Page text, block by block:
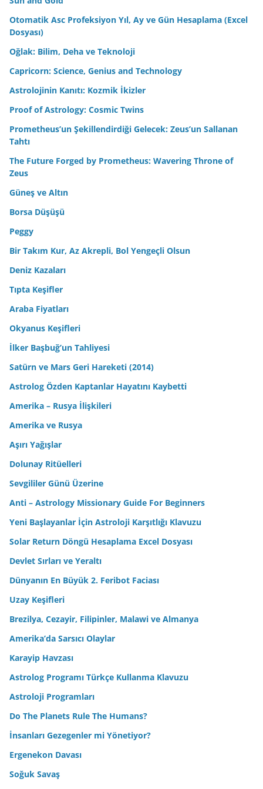
Otomatik Asc Profeksiyon Yıl, Ay ve Gün Hesaplama (Excel
Dosyası)
Oğlak: Bilim, Deha ve Teknoloji
Capricorn: Science, Genius and Technology
Astrolojinin Kanıtı: Kozmik İkizler
Proof of Astrology: Cosmic Twins
Prometheus’un Şekillendirdiği Gelecek: Zeus’un Sallanan
Tahtı
The Future Forged by Prometheus: Wavering Throne of
Zeus
Güneş ve Altın
Borsa Düşüşü
Peggy
Bir Takım Kur, Az Akrepli, Bol Yengeçli Olsun
Deniz Kazaları
Tıpta Keşifler
Araba Fiyatları
Okyanus Keşifleri
İlker Başbuğ’un Tahliyesi
Satürn ve Mars Geri Hareketi (2014)
Astrolog Özden Kaptanlar Hayatını Kaybetti
Amerika – Rusya İlişkileri
Amerika ve Rusya
Aşırı Yağışlar
Dolunay Ritüelleri
Sevgililer Günü Üzerine
Anti – Astrology Missionary Guide For Beginners
Yeni Başlayanlar İçin Astroloji Karşıtlığı Klavuzu
Solar Return Döngü Hesaplama Excel Dosyası
Devlet Sırları ve Yeraltı
Dünyanın En Büyük 2. Feribot Faciası
Uzay Keşifleri
Brezilya, Cezayir, Filipinler, Malawi ve Almanya
Amerika’da Sarsıcı Olaylar
Karayip Havzası
Astrolog Programı Türkçe Kullanma Klavuzu
Astroloji Programları
Do The Planets Rule The Humans?
İnsanları Gezegenler mi Yönetiyor?
Ergenekon Davası
Soğuk Savaş